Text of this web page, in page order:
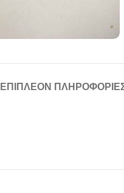
ΕΠΙΠΛΈΟΝ